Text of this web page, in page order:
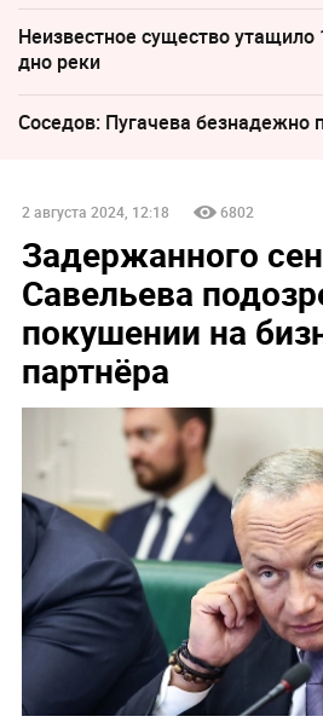
Неизвестное существо утащило
дно реки
Соседов: Пугачева безнадежно
2 августа 2024, 12:18 6802
Задержанного
Савельева
покушении на
партнёра